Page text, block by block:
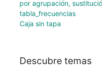
por agrupación,
tabla_frecuencias
Caja sin tapa
Descubre temas